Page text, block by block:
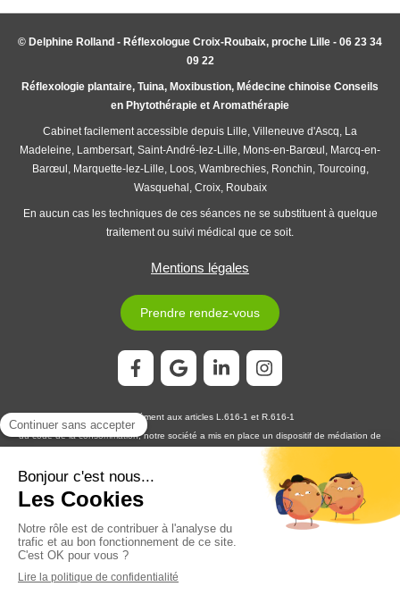
© Delphine Rolland - Réflexologue Croix-Roubaix, proche Lille - 06 23 34
09 22
Réflexologie plantaire, Tuina, Moxibustion, Médecine chinoise Conseils
en Phytothérapie et Aromathérapie
Cabinet facilement accessible depuis Lille, Villeneuve d'Ascq, La
Madeleine, Lambersart, Saint-André-lez-Lille, Mons-en-Barœul, Marcq-en-
Barœul, Marquette-lez-Lille, Loos, Wambrechies, Ronchin, Tourcoing,
Wasquehal, Croix, Roubaix
En aucun cas les techniques de ces séances ne se substituent à quelque
traitement ou suivi médical que ce soit.
Mentions légales
Prendre rendez-vous
Conformément aux articles L.616-1 et R.616-1
du code de la consommation, notre société a mis en place un dispositif de médiation de
MEDIATION CONSOMMATION
En cas de litige, vous pouvez déposer votre réclamation sur son site
https://www.medconsodev.eu ou par voie postale en écrivant à :
MEDIATION CONSOMMATION DÉVELOPPEMENT
IMMEUBLE L’HORIZON – ESPLANADE DE FRANCE